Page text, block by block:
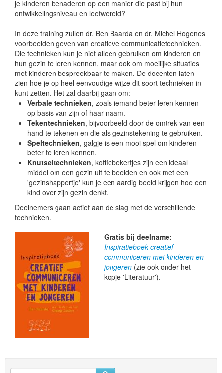
je kinderen benaderen op een manier die past bij hun
ontwikkelingsniveau en leefwereld?
In deze training zullen dr. Ben Baarda en dr. Michel Hogenes
voorbeelden geven van creatieve communicatietechnieken.
Die technieken kun je niet alleen gebruiken om kinderen en
hun gezin te leren kennen, maar ook om moeilijke situaties
met kinderen bespreekbaar te maken. De docenten laten
zien hoe je op heel eenvoudige wijze dit soort technieken in
kunt zetten. Het zal daarbij gaan om:
Verbale technieken, zoals iemand beter leren kennen
op basis van zijn of haar naam.
Tekentechnieken, bijvoorbeeld door de omtrek van een
hand te tekenen en die als gezinstekening te gebruiken.
Speltechnieken, galgje is een mooi spel om kinderen
beter te leren kennen.
Knutseltechnieken, koffiebekertjes zijn een ideaal
middel om een gezin uit te beelden en ook met een
'gezinshappertje' kun je een aardig beeld krijgen hoe een
kind over zijn gezin denkt.
Deelnemers gaan actief aan de slag met de verschillende
technieken.
Gratis bij deelname:
Inspiratieboek creatief
communiceren met kinderen en
jongeren (zie ook onder het
kopje 'Literatuur').